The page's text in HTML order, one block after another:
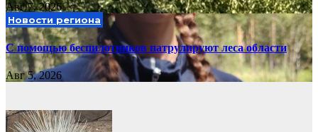
Авг 7, 2026
Новости региона
С помощью беспилотников патрулируют леса области
Авг 5, 2026